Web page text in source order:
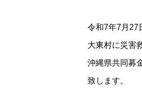
令和7年7月27
大東村に災害
沖縄県共同募
致します。